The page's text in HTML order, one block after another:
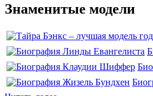
Знаменитые модели